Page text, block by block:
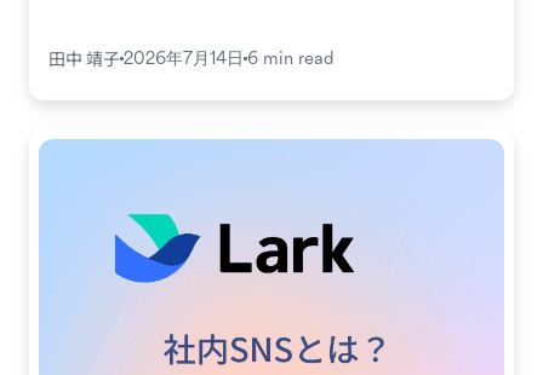
田中 靖子2026年7月14日 6 min read